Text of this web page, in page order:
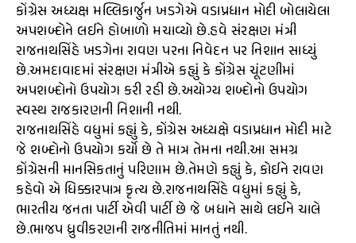
કોંગ્રેસ અધ્યક્ષ મલ્લિકાર્જુન ખડગેએ વડાપ્રધાન મોદી બોલાયેલા
અપશબ્દોને લઈને હોબાળો મચાવ્યો છે.હવે સંરક્ષણ મંત્રી
રાજનાથસિંહે ખડગેના રાવણ પરના નિવેદન પર નિશાન સાધ્યું
છે.અમદાવાદમાં સંરક્ષણ મંત્રીએ કહ્યું કે કોંગ્રેસ ચૂંટણીમાં
અપશબ્દોનો ઉપયોગ કરી રહી છે.અયોગ્ય શબ્દોનો ઉપયોગ
સ્વસ્થ રાજકારણની નિશાની નથી.
રાજનાથસિંહે વધુમાં કહ્યું કે, કોંગ્રેસ અધ્યક્ષે વડાપ્રધાન મોદી માટે
જે શબ્દોનો ઉપયોગ કર્યો છે તે માત્ર તેમના નથી.આ સમગ્ર
કોંગ્રેસની માનસિકતાનું પરિણામ છે.તેમણે કહ્યું કે, કોઈને રાવણ
કહેવો એ ધિક્કારપાત્ર કૃત્ય છે.રાજનાથસિંહે વધુમાં કહ્યું કે,
ભારતીય જનતા પાર્ટી એવી પાર્ટી છે જે બધાને સાથે લઈને ચાલે
છે.ભાજપ ધ્રુવીકરણની રાજનીતિમાં માનતું નથી.